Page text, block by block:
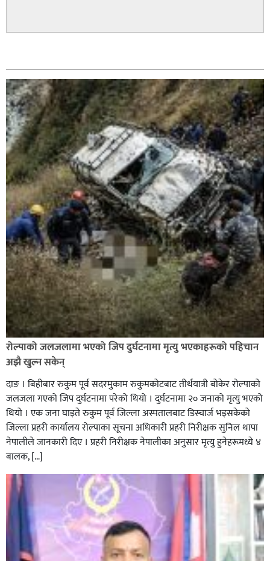
नेवार सेवा समिति घोराहीद्वारा एक महिने नेवारी बाजा तथा नृत्य
प्रशिक्षण सुरु,
शिक्षालाई उत्पादन, समृद्धि एवं सृजनशीलतासँग जोड्ने घोराही
बनाऔँ अभियानमा मेरो पनि साथ कमल ओली
सल्यानमा शिकार खेल्ने क्रममा बन्दुकबाट गोली चल्दा १ जनाको
मृत्यु सँगै शिकार खेल्न गएका ६ जना पक्राउ,
रोल्पाको जलजलामा भएको जिप दुर्घटनामा मृत्यु भएकाहरूको पहिचान
अझै खुल्न सकेन्
दाङ । बिहीबार रुकुम पूर्व सदरमुकाम रुकुमकोटबाट तीर्थयात्री बोकेर रोल्पाको
जलजला गएको जिप दुर्घटनामा परेको थियो । दुर्घटनामा २० जनाको मृत्यु भएको
थियो । एक जना घाइते रुकुम पूर्व जिल्ला अस्पतालबाट डिस्चार्ज भइसकेको
जिल्ला प्रहरी कार्यालय रोल्पाका सूचना अधिकारी प्रहरी निरीक्षक सुनिल थापा
नेपालीले जानकारी दिए । प्रहरी निरीक्षक नेपालीका अनुसार मृत्यु हुनेहरूमध्ये ४
बालक, […]